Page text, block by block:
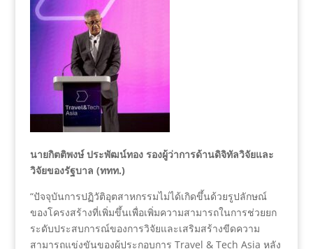
นายกิตติพงษ์ ประพัฒน์ทอง รองผู้ว่าการด้านดิจิทัลวิจัยและ
วิจัยของรัฐบาล (ททท.)
“ปัจจุบันการปฏิวัติอุตสาหกรรมไม่ได้เกิดขึ้นด้วยรูปลักษณ์
ของโครงสร้างที่เพิ่มขึ้นเพื่อเพิ่มความสามารถในการช่วยยก
ระดับประสบการณ์ของการวิจัยและเสริมสร้างขีดความ
สามารถแข่งขันของผู้ประกอบการ Travel & Tech Asia หลัง